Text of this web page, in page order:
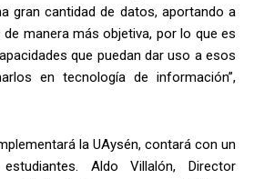
gran cantidad de datos, aportando a
manera más objetiva, por lo que es
que puedan dar uso a esos
en tecnología de información”,
la UAysén, contará con un
Aldo Villalón, Director